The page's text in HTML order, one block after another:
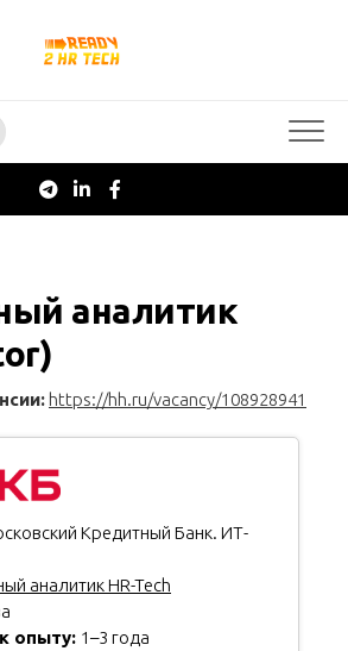
аналитик
https://hh.ru/vacancy/108928941
Кредитный Банк. ИТ-
аналитик HR-Tech
опыту: 1–3 года